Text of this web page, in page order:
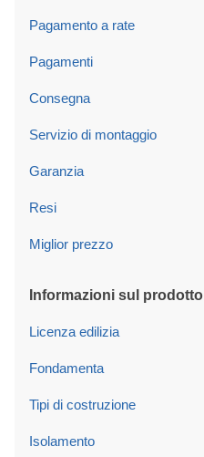
Pagamento a rate
Pagamenti
Consegna
Servizio di montaggio
Garanzia
Resi
Miglior prezzo
Informazioni sul prodotto
Licenza edilizia
Fondamenta
Tipi di costruzione
Isolamento